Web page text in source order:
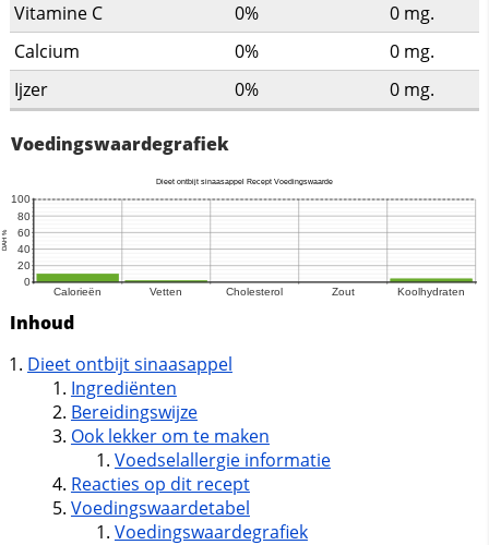
Vitamine C
0% 0 mg.
Calcium
0% 0 mg.
Ijzer
0% 0 mg.
Voedingswaardegrafiek
Inhoud
Dieet ontbijt sinaasappel
Ingrediënten
Bereidingswijze
Ook lekker om te maken
Voedselallergie informatie
Reacties op dit recept
Voedingswaardetabel
Voedingswaardegrafiek